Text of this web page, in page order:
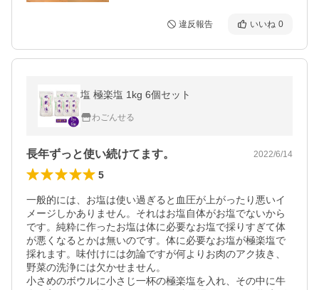
違反報告 いいね 0
塩 極楽塩 1kg 6個セット
わごんせる
長年ずっと使い続けてます。 2022/6/14
5
一般的には、お塩は使い過ぎると血圧が上がったり悪いイ
メージしかありません。それはお塩自体がお塩でないから
です。純粋に作ったお塩は体に必要なお塩で採りすぎて体
が悪くなるとかは無いのです。体に必要なお塩が極楽塩で
採れます。味付けには勿論ですが何よりお肉のアク抜き、
野菜の洗浄には欠かせません。
小さめのボウルに小さじ一杯の極楽塩を入れ、その中に牛